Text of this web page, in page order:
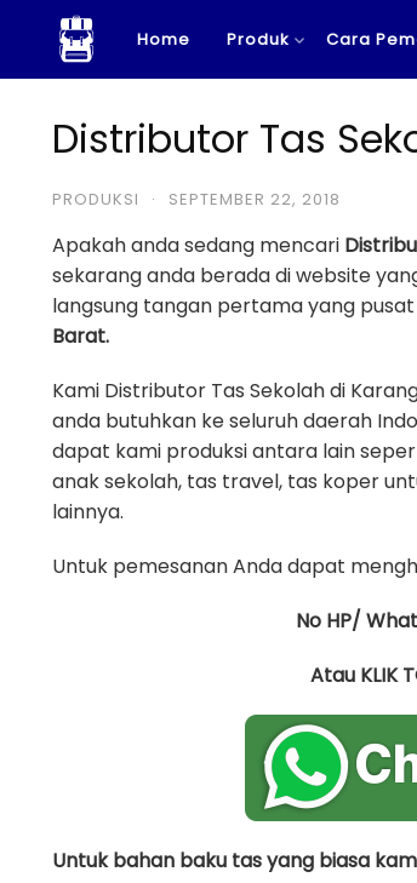
Home Produk Cara
Distributor Tas
PRODUKSI · SEPTEMBER 22, 2018
Apakah anda sedang mencari
sekarang anda berada di website
langsung tangan pertama yang
Barat.
Kami Distributor Tas Sekolah di
anda butuhkan ke seluruh daerah
dapat kami produksi antara lain
anak sekolah, tas travel, tas koper
lainnya.
Untuk pemesanan Anda dapat
No HP/
Atau KLIK
Untuk bahan baku tas yang biasa